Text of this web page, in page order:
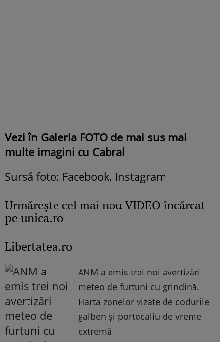
Vezi în Galeria FOTO de mai sus mai
multe imagini cu Cabral
Sursă foto: Facebook, Instagram
Urmăreşte cel mai nou VIDEO încărcat
pe unica.ro
Libertatea.ro
ANM a emis trei noi avertizări
meteo de furtuni cu grindină.
Harta zonelor vizate de codurile
galben și portocaliu de vreme
extremă